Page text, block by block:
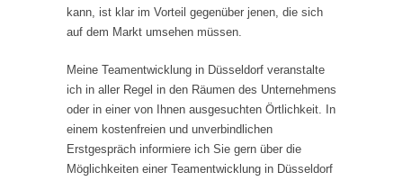
kann, ist klar im Vorteil gegenüber jenen, die sich
auf dem Markt umsehen müssen.
Meine Teamentwicklung in Düsseldorf veranstalte
ich in aller Regel in den Räumen des Unternehmens
oder in einer von Ihnen ausgesuchten Örtlichkeit. In
einem kostenfreien und unverbindlichen
Erstgespräch informiere ich Sie gern über die
Möglichkeiten einer Teamentwicklung in Düsseldorf